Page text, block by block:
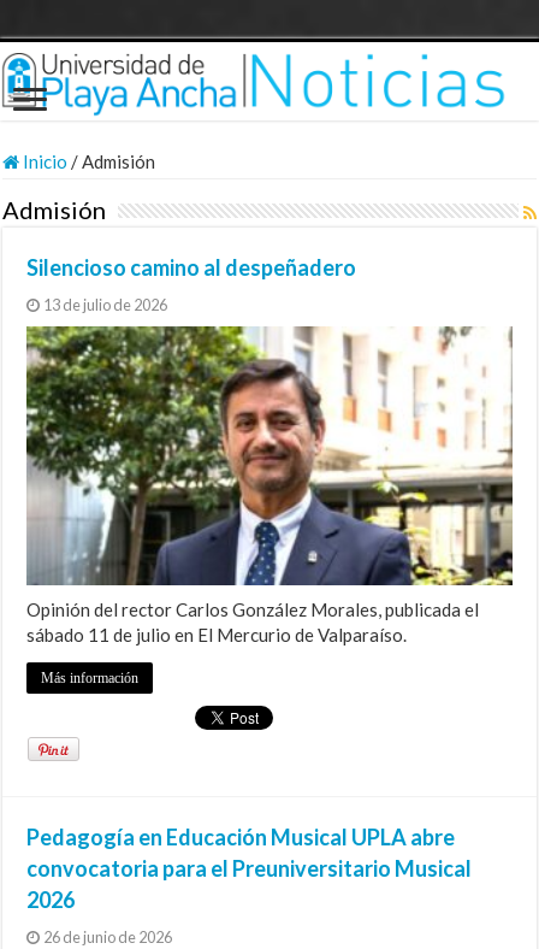
Inicio /Admisión
Admisión
Silencioso camino al despeñadero
13 de julio de 2026
Opinión del rector Carlos González Morales, publicada el
sábado 11 de julio en El Mercurio de Valparaíso.
Más información
Pedagogía en Educación Musical UPLA abre
convocatoria para el Preuniversitario Musical
2026
26 de junio de 2026